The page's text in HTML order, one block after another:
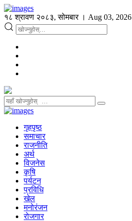
१८ श्रावण २०८३, सोमबार । Aug 03, 2026
गृहपृष्ठ
समाचार
राजनीति
अर्थ
विजनेस
कृषि
पर्यटन
प्रविधि
खेल
मनोरंजन
रोजगार